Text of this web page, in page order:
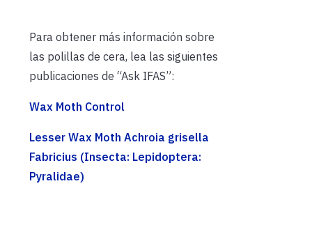
Para obtener más información sobre
las polillas de cera, lea las siguientes
publicaciones de “Ask IFAS”:
Wax Moth Control
Lesser Wax Moth Achroia grisella
Fabricius (Insecta: Lepidoptera:
Pyralidae)